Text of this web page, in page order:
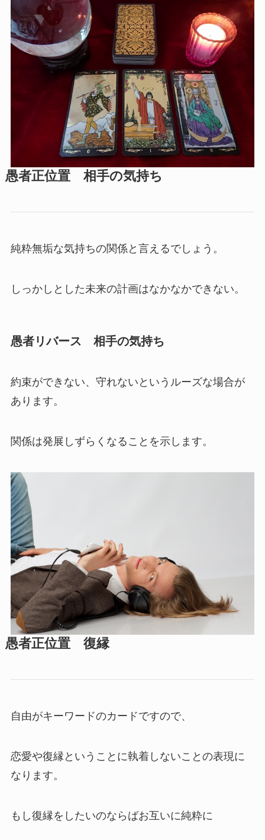
愚者正位置 相手の気持ち
純粋無垢な気持ちの関係と言えるでしょう。
しっかしとした未来の計画はなかなかできない。
愚者リバース 相手の気持ち
約束ができない、守れないというルーズな場合が
あります。
関係は発展しずらくなることを示します。
愚者正位置 復縁
自由がキーワードのカードですので、
恋愛や復縁ということに執着しないことの表現に
なります。
もし復縁をしたいのならばお互いに純粋に